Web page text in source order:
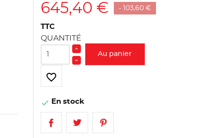
645,40 € - 103,60 €
TTC
QUANTITÉ
Au panier
favorite_border
 En stock